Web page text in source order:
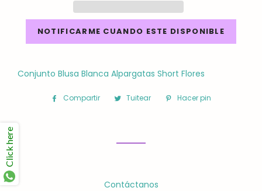
NOTIFICARME CUANDO ESTE DISPONIBLE
Conjunto Blusa Blanca Alpargatas Short Flores
Compartir
Compartir
Tuitear
TuitearHacer pin
Contáctanos
Click here